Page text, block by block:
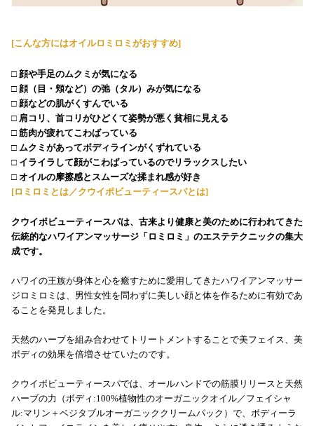
[こんな方にはオイルロミロミがおすすめ]
□ 顔や手足のムクミが気になる
□ 顔（目・頬など）の弛（タル）みが気になる
□ 顔などの肌がくすんでいる
□ 肩コリ、首コリがひどくて姿勢が悪く貧相に見える
□ 筋肉が疲れてこわばっている
□ ムクミがあってボディラインがくずれている
□ イライラして顔がこわばっているのでリラックスしたい
□ オイルの摩擦感とスムーズな揉まれ感が好き
[ロミロミとは／クウイポビューティースパとは]
クウイポビューティースパは、古来より健康と美のために行われてきた
伝統的なハワイアンマッサージ「ロミロミ」のエステテクニックの集大
成です。
ハワイの王族が身体と心を癒すために愛用してきたハワイアンマッサー
ジロミロミは、男性女性を問わずに美しい顔と体を作るために有効であ
ることを発見しました。
天然のハーブを組み合わせてトリートメントすることで美フェイス、美
ボディの効果を倍増させていたのです。
クウイポビューティースパでは、オールハンドでの筋膜リリースと天然
ハーブの力（ボディ :100%植物性のオーガニックオイル／フェイシャ
ル:マリン＋ベジタブルオーガニッククリームパック）で、ボディーラ